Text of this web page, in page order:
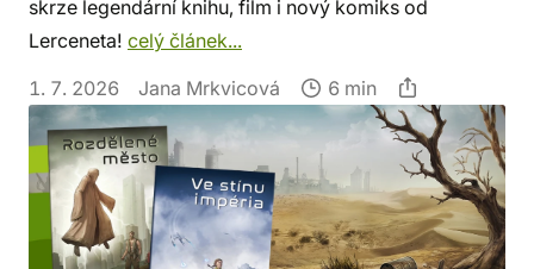
skrze legendární knihu, film i nový komiks od
Lerceneta! celý článek...
1. 7. 2026
Jana Mrkvicová 6 min